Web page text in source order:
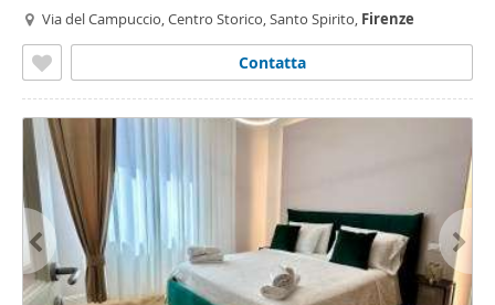
Via del Campuccio, Centro Storico, Santo Spirito, Firenze
Contatta